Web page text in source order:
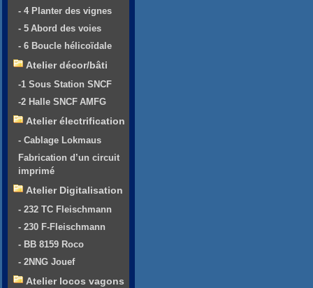
- 4 Planter des vignes
- 5 Abord des voies
- 6 Boucle hélicoïdale
Atelier décor/bâti
-1 Sous Station SNCF
-2 Halle SNCF AMFG
Atelier électrification
- Cablage Lokmaus
Fabrication d’un circuit
imprimé
Atelier Digitalisation
- 232 TC Fleischmann
- 230 F-Fleischmann
- BB 8159 Roco
- 2NNG Jouef
Atelier locos vagons